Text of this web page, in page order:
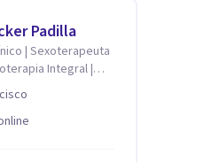
Padilla
| Sexoterapeuta
Integral |